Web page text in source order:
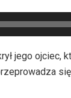
jego ojciec,